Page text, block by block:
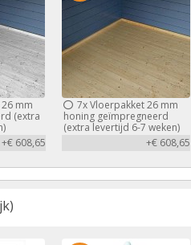
mm
(extra
+€ 608,65
7xVloerpakket 26 mm
honing geïmpregneerd
(extra levertijd 6-7 weken)
+€ 608,65